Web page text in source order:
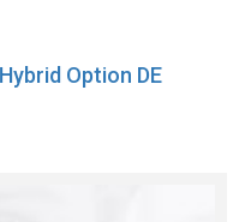
Option DE